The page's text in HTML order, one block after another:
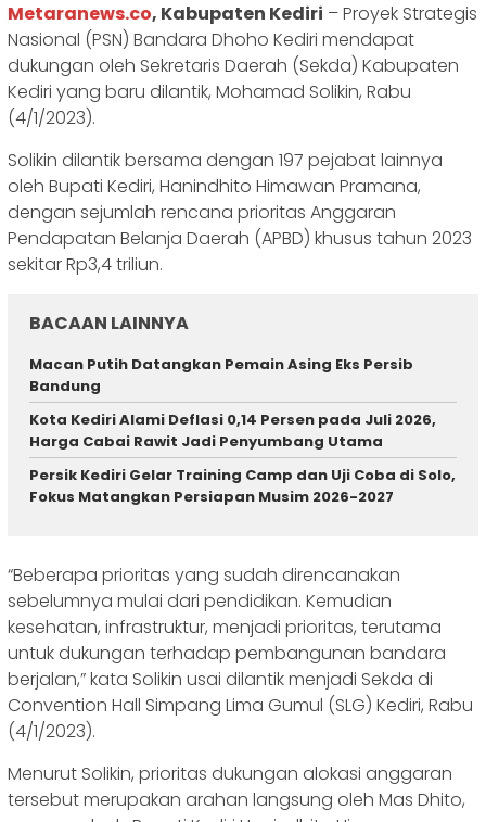
Metaranews.co, Kabupaten Kediri – Proyek Strategis
Nasional (PSN) Bandara Dhoho Kediri mendapat
dukungan oleh Sekretaris Daerah (Sekda) Kabupaten
Kediri yang baru dilantik, Mohamad Solikin, Rabu
(4/1/2023).
Solikin dilantik bersama dengan 197 pejabat lainnya
oleh Bupati Kediri, Hanindhito Himawan Pramana,
dengan sejumlah rencana prioritas Anggaran
Pendapatan Belanja Daerah (APBD) khusus tahun 2023
sekitar Rp3,4 triliun.
BACAAN LAINNYA
Macan Putih Datangkan Pemain Asing Eks Persib
Bandung
Kota Kediri Alami Deflasi 0,14 Persen pada Juli 2026,
Harga Cabai Rawit Jadi Penyumbang Utama
Persik Kediri Gelar Training Camp dan Uji Coba di Solo,
Fokus Matangkan Persiapan Musim 2026-2027
“Beberapa prioritas yang sudah direncanakan
sebelumnya mulai dari pendidikan. Kemudian
kesehatan, infrastruktur, menjadi prioritas, terutama
untuk dukungan terhadap pembangunan bandara
berjalan,” kata Solikin usai dilantik menjadi Sekda di
Convention Hall Simpang Lima Gumul (SLG) Kediri, Rabu
(4/1/2023).
Menurut Solikin, prioritas dukungan alokasi anggaran
tersebut merupakan arahan langsung oleh Mas Dhito,